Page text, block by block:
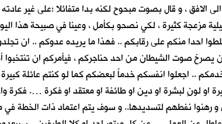
، و قال بصوت مبحوح لكنه بدا متفائلا ؛على غير عادته
مزعجة كثيرة ، لكي نصحو بكأمل ، وعينا في صبيحة هذا
احدا منكم على رقابكم .. فهذا ما يريده عدوكم .. ان
يصرخ صوت الشيطان من احد حناجركم ، فيأمركم ان
.. اجعلوا انفسكم خدماً لبعضكم كما لو كنتم عائلة
لونٍ لبشرة او دين او طائفة او معتقد او فكرة …. فكرة
و رهنوا نفطهم لتسديدها.. و سوف يتم اعتماد ذات